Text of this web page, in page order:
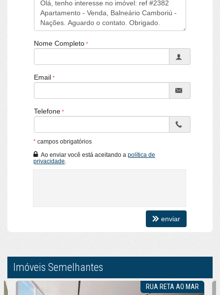
Nome Completo
Email
Telefone
* campos obrigatórios
Ao enviar você está aceitando a política de
privacidade
enviar
Imóveis Semelhantes
RUA RETA AO MAR